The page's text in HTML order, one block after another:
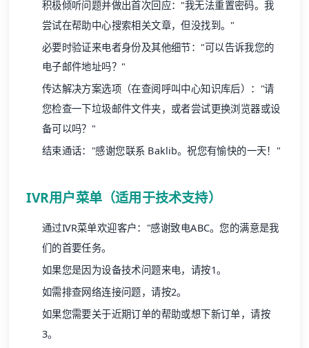
积极倾听问题并做出首次回应："我无法重置密码。我
尝试在帮助中心搜索相关文章，但没找到。"
必要时验证来电者身份及其他细节："可以告诉我您的
电子邮件地址吗？"
传达解决方案选项（在查阅呼叫中心知识库后）："请
您检查一下垃圾邮件文件夹，或者尝试更换浏览器或设
备可以吗？"
结束通话："感谢您联系 Baklib。祝您有愉快的一天！"
IVR用户菜单（适用于技术支持）
通过IVR菜单欢迎客户："感谢致电ABC。您的满意是我
们的首要任务。
如果您是因为设备技术问题来电，请按1。
如需排查网络连接问题，请按2。
如果您需要关于近期订单的帮助或想下新订单，请按
3。